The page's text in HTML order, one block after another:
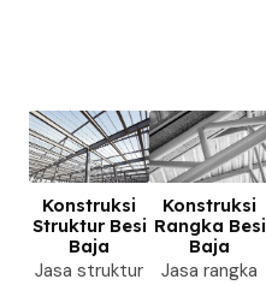
Konstruksi
Struktur Besi
Baja
Jasa struktur
Konstruksi
Rangka Besi
Baja
Jasa rangka